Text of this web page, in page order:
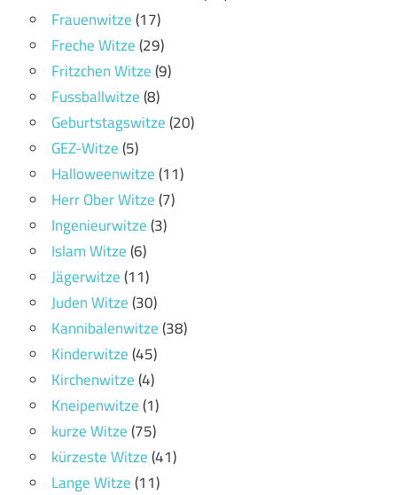
Frauenwitze(17)
Freche Witze(29)
Fritzchen Witze(9)
Fussballwitze(8)
Geburtstagswitze(20)
GEZ-Witze(5)
Halloweenwitze(11)
Herr Ober Witze(7)
Ingenieurwitze(3)
Islam Witze(6)
Jägerwitze(11)
Juden Witze(30)
Kannibalenwitze(38)
Kinderwitze(45)
Kirchenwitze(4)
Kneipenwitze(1)
kurze Witze(75)
kürzeste Witze(41)
Lange Witze(11)